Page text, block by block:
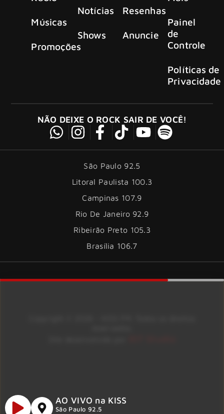
Músicas
Promoções
Notícias
Shows
Resenhas
Anuncie
Painel
de
Controle
Políticas de
Privacidade
NÃO DEIXE O ROCK SAIR DE VOCÊ!
São Paulo 92.5
Litoral Paulista 100.3
Campinas 107.9
Rio De Janeiro 92.9
Ribeirão Preto 105.3
Brasília 106.7
AO VIVO na KISS
São Paulo 92.5